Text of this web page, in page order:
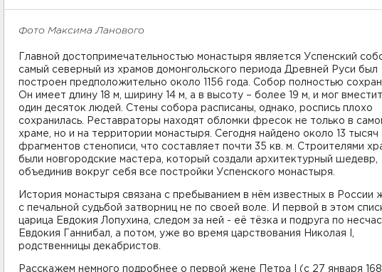
Фото Максима Ланового
Главной достопримечательностью монастыря является Успенский
самый северный из храмов домонгольского периода Древней Руси был
построен предположительно около 1156 года. Собор полностью
Он имеет длину 18 м, ширину 14 м, а в высоту – более 19 м, и мог
один десяток людей. Стены собора расписаны, однако, роспись плохо
сохранилась. Реставраторы находят обломки фресок не только в
храме, но и на территории монастыря. Сегодня найдено около 13 тысяч
фрагментов стенописи, что составляет почти 35 кв. м. Строителями
были новгородские мастера, который создали архитектурный шедевр,
объединив вокруг себя все постройки Успенского монастыря.
История монастыря связана с пребыванием в нём известных в России
с печальной судьбой затворниц не по своей воле. И первой в этом
царица Евдокия Лопухина, следом за ней - её тёзка и подруга по
Евдокия Ганнибал, а потом, уже во время царствования Николая I,
родственницы декабристов.
Расскажем немного подробнее о первой жене Петра I (с 27 января